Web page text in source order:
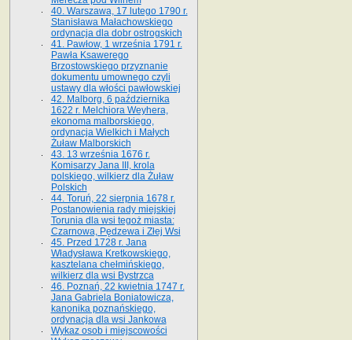
40. Warszawa, 17 lutego 1790 r.
Stanisława Małachowskiego
ordynacja dla dobr ostrogskich
41. Pawłow, 1 września 1791 r.
Pawła Ksawerego
Brzostowskiego przyznanie
dokumentu umownego czyli
ustawy dla włości pawłowskiej
42. Malborg, 6 października
1622 r. Melchiora Weyhera,
ekonoma malborskiego,
ordynacja Wielkich i Małych
Żuław Malborskich
43. 13 września 1676 r.
Komisarzy Jana III, krola
polskiego, wilkierz dla Żuław
Polskich
44. Toruń, 22 sierpnia 1678 r.
Postanowienia rady miejskiej
Torunia dla wsi tegoż miasta:
Czarnowa, Pędzewa i Złej Wsi
45. Przed 1728 r. Jana
Władysława Kretkowskiego,
kasztelana chełmińskiego,
wilkierz dla wsi Bystrzca
46. Poznań, 22 kwietnia 1747 r.
Jana Gabriela Boniatowicza,
kanonika poznańskiego,
ordynacja dla wsi Jankowa
Wykaz osob i miejscowości